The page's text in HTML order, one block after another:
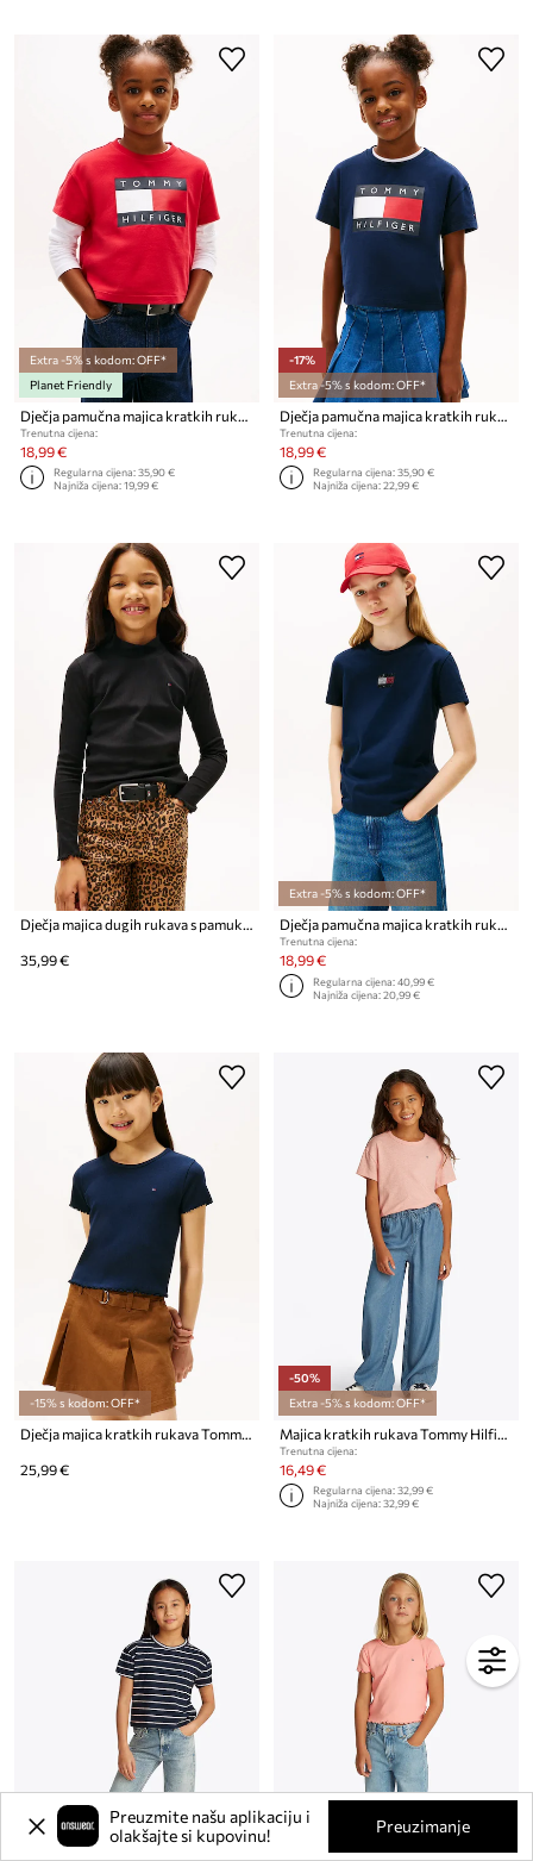
Extra -5% s kodom: OFF*
Planet Friendly
Dječja pamučna majica kratkih rukava Tommy Hilfiger
Trenutna cijena:
18,99 €
Regularna cijena:35,90 €
Najniža cijena:19,99 €
-17%
Extra -5% s kodom: OFF*
Dječja pamučna majica kratkih rukava Tommy Hilfiger
Trenutna cijena:
18,99 €
Regularna cijena:35,90 €
Najniža cijena:22,99 €
Dječja majica dugih rukava s pamukom Tommy Hilfiger
35,99 €
Extra -5% s kodom: OFF*
Dječja pamučna majica kratkih rukava Tommy Hilfiger
Trenutna cijena:
18,99 €
Regularna cijena:40,99 €
Najniža cijena:20,99 €
-15% s kodom: OFF*
25,99 €
-50%
Extra -5% s kodom: OFF*
Trenutna cijena:
16,49 €
Regularna cijena:32,99 €
Najniža cijena:32,99 €
Preuzmite našu aplikaciju i
olakšajte si kupovinu!
Preuzimanje